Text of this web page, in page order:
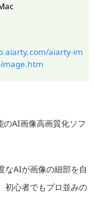
aiarty-im
AI画像高画質化ソフ
なAIが画像の細部を自
初心者でもプロ並みの